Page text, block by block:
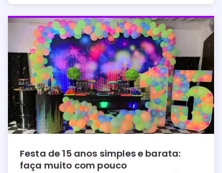
Festa de 15 anos simples e barata:
faça muito com pouco